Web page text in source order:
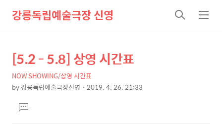
강릉독립예술극장 신영
검
색
메
뉴
상
세
컨
텐
츠
본
문
제
목
[5.2 - 5.8] 상영 시간표
NOW SHOWING/상영 시간표
by강릉독립예술극장신영 2019. 4. 26. 21:33
문댓
글